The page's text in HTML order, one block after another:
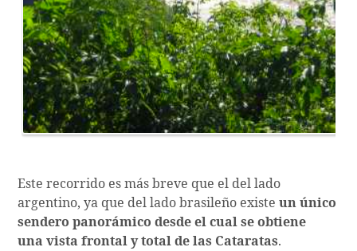
Este recorrido es más breve que el del lado
argentino, ya que del lado brasileño existe un único
sendero panorámico desde el cual se obtiene
unavista frontal y total de las Cataratas.